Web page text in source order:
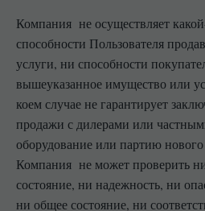
Компания не осуществляет
способности Пользователя
услуги, ни способности
вышеуказанное имущество или
коем случае не гарантирует
продажи с дилерами или
оборудование или партию
Компания не может проверить
состояние, ни надежность, ни
ни общее состояние, ни